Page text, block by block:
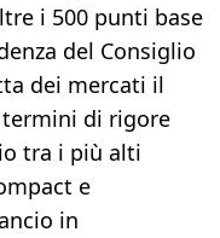
i 500 punti base
del Consiglio
dei mercati il
termini di rigore
tra i più alti
e
in